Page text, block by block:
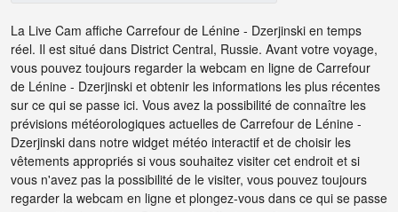
La Live Cam affiche Carrefour de Lénine - Dzerjinski en temps
réel. Il est situé dans District Central, Russie. Avant votre voyage,
vous pouvez toujours regarder la webcam en ligne de Carrefour
de Lénine - Dzerjinski et obtenir les informations les plus récentes
sur ce qui se passe ici. Vous avez la possibilité de connaître les
prévisions météorologiques actuelles de Carrefour de Lénine -
Dzerjinski dans notre widget météo interactif et de choisir les
vêtements appropriés si vous souhaitez visiter cet endroit et si
vous n'avez pas la possibilité de le visiter, vous pouvez toujours
regarder la webcam en ligne et plongez-vous dans ce qui se passe